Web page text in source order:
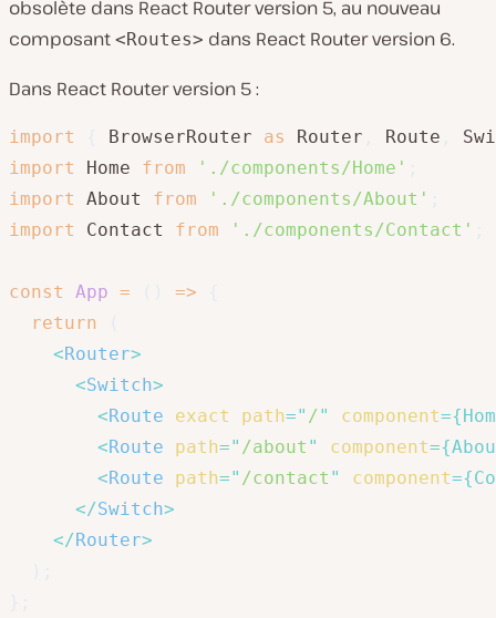
obsolète dans React Router version 5, au nouveau
composant <Routes> dans React Router version 6.
Dans React Router version 5 :
import BrowserRouter as Router Route
import
Home from './components/Home'
import
About from './components/About'
import
Contact from './components/Contact'
const App = =>
return
<Router>
<Switch>
<Route exact path=" /" component={
<Route path=" /about " component={
<Route path=" /contact " component={
</Switch>
</Router>